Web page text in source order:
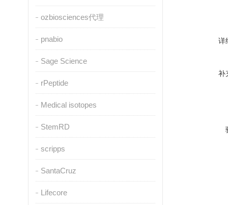
ozbiosciences代理
pnabio
Sage Science
rPeptide
Medical isotopes
StemRD
scripps
SantaCruz
Lifecore
详
补